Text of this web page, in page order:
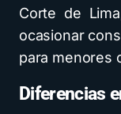
Corte de
ocasionar
para menores
Diferencias